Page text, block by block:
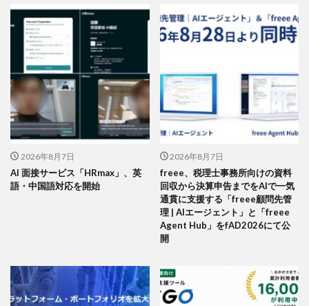
2026年8月7日
AI 面接サービス「HRmax」、英
語・中国語対応を開始
2026年8月7日
freee、税理士事務所向けの資料
回収から決算申告までをAIで一気
通貫に支援する「freee顧問先管
理 | AIエージェント」と「freee
Agent Hub」をfAD2026にて公
開